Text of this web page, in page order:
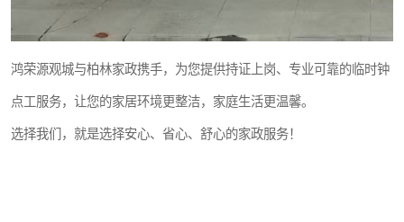
鸿荣源观城与柏林家政携手，为您提供持证上岗、专业可靠的临时钟
点工服务，让您的家居环境更整洁，家庭生活更温馨。
选择我们，就是选择安心、省心、舒心的家政服务！